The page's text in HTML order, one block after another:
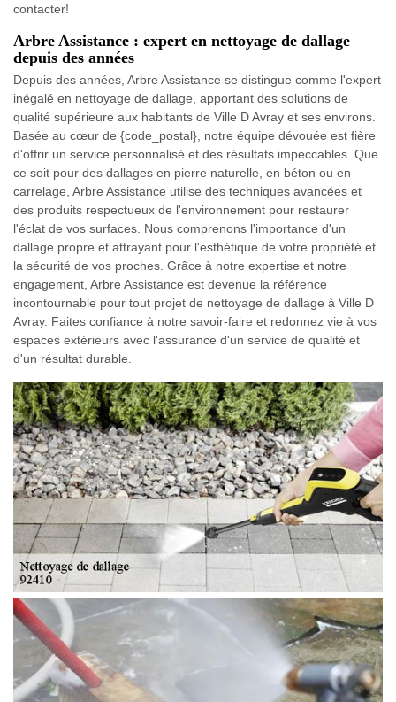
contacter!
Arbre Assistance : expert en nettoyage de dallage
depuis des années
Depuis des années, Arbre Assistance se distingue comme l'expert
inégalé en nettoyage de dallage, apportant des solutions de
qualité supérieure aux habitants de Ville D Avray et ses environs.
Basée au cœur de {code_postal}, notre équipe dévouée est fière
d'offrir un service personnalisé et des résultats impeccables. Que
ce soit pour des dallages en pierre naturelle, en béton ou en
carrelage, Arbre Assistance utilise des techniques avancées et
des produits respectueux de l'environnement pour restaurer
l'éclat de vos surfaces. Nous comprenons l'importance d'un
dallage propre et attrayant pour l'esthétique de votre propriété et
la sécurité de vos proches. Grâce à notre expertise et notre
engagement, Arbre Assistance est devenue la référence
incontournable pour tout projet de nettoyage de dallage à Ville D
Avray. Faites confiance à notre savoir-faire et redonnez vie à vos
espaces extérieurs avec l'assurance d'un service de qualité et
d'un résultat durable.